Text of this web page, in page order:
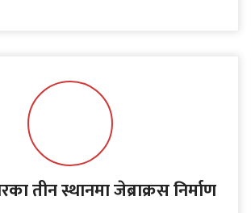
तीन स्थानमा जेब्राक्रस निर्माण